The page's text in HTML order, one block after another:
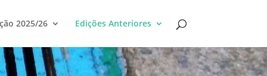
2025/26 Edições Anteriores